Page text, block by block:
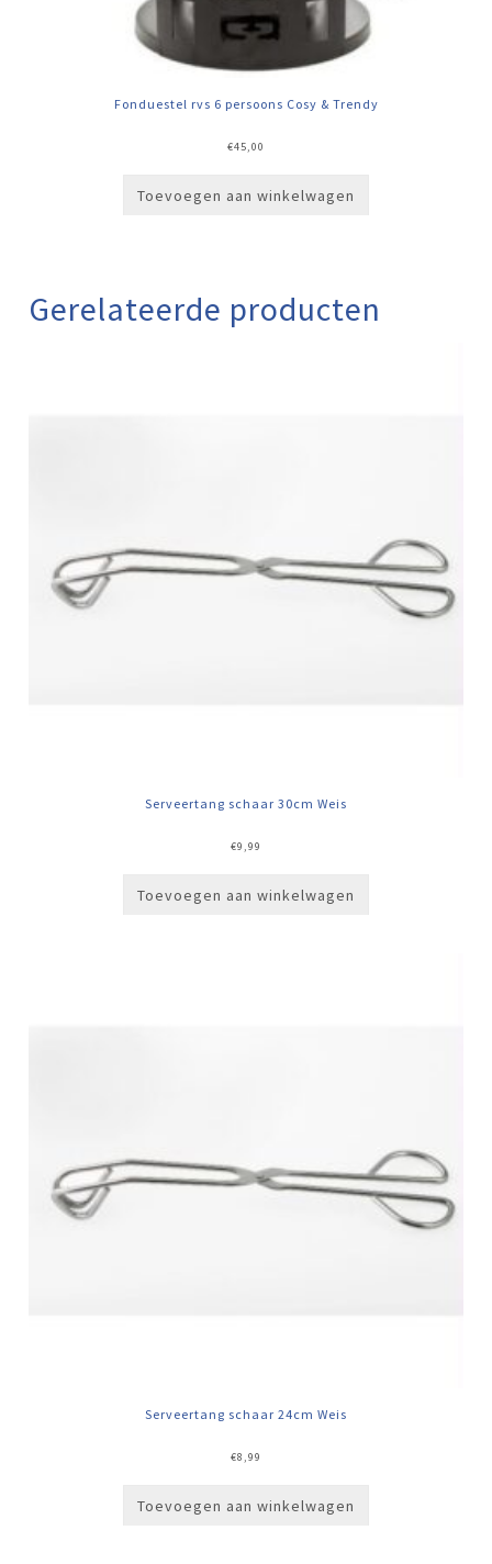
Fonduestel rvs 6 persoons Cosy & Trendy
€45,00
Toevoegen aan winkelwagen
Gerelateerde producten
Serveertang schaar 30cm Weis
€9,99
Toevoegen aan winkelwagen
Serveertang schaar 24cm Weis
€8,99
Toevoegen aan winkelwagen